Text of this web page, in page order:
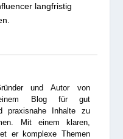
langfristig
und Autor von
einem Blog für gut
praxisnahe Inhalte zu
Mit einem klaren,
er komplexe Themen